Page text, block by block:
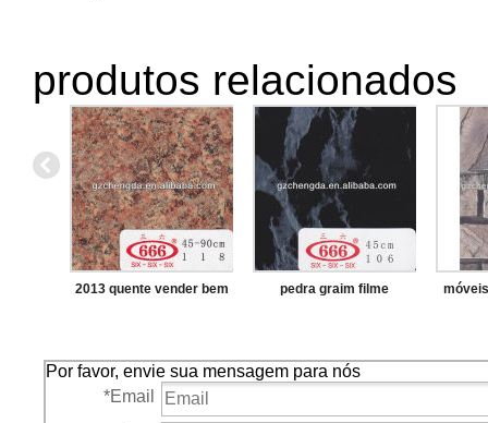
produtos relacionados
2013 quente vender bem pedra graim filme
Por favor, envie sua mensagem para nós
*Email